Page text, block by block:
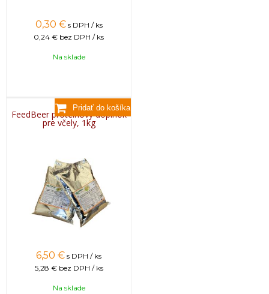
0,30 € s DPH / ks
0,24 € bez DPH / ks
Na sklade
FeedBeer proteínový doplnok
pre včely, 1kg
6,50 € s DPH / ks
5,28 € bez DPH / ks
Na sklade